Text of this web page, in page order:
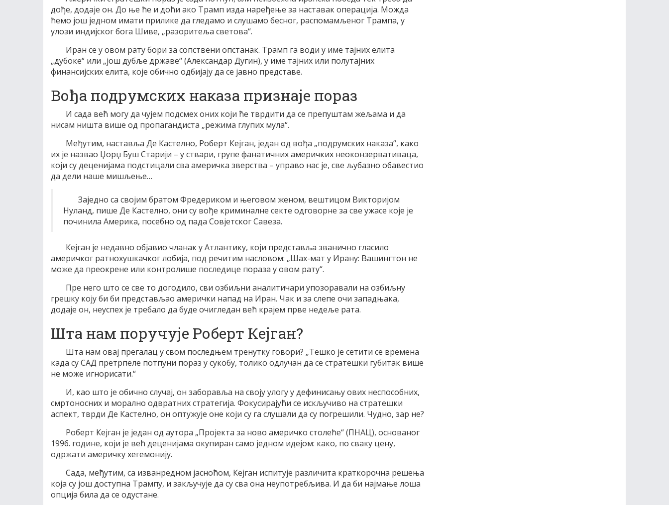
дође, додаје он. До ње ће и доћи ако Трамп изда наређење за наставак операција. Можда
ћемо још једном имати прилике да гледамо и слушамо бесног, распомамљеног Трампа, у
улози индијског бога Шиве, „разоритеља светова“.
Иран се у овом рату бори за сопствени опстанак. Трамп га води у име тајних елита
„дубоке“ или „још дубље државе“ (Александар Дугин), у име тајних или полутајних
финансијских елита, које обично одбијају да се јавно представе.
Вођа подрумских наказа признаје пораз
И сада већ могу да чујем подсмех оних који ће тврдити да се препуштам жељама и да
нисам ништа више од пропагандиста „режима глупих мула“.
Међутим, наставља Де Кастелно, Роберт Кејган, један од вођа „подрумских наказа“, како
их је назвао Џорџ Буш Старији – у ствари, групе фанатичних америчких неоконзервативаца,
који су деценијама подстицали сва америчка зверства – управо нас је, све љубазно обавестио
да дели наше мишљење…
Заједно са својим братом Фредериком и његовом женом, вештицом Викторијом
Нуланд, пише Де Кастелно, они су вође криминалне секте одговорне за све ужасе које је
починила Америка, посебно од пада Совјетског Савеза.
Кејган је недавно објавио чланак у Атлантику, који представља званично гласило
америчког ратнохушкачког лобија, под речитим насловом: „Шах-мат у Ирану: Вашингтон не
може да преокрене или контролише последице пораза у овом рату“.
Пре него што се све то догодило, сви озбиљни аналитичари упозоравали на озбиљну
грешку коју би би представљао амерички напад на Иран. Чак и за слепе очи западњака,
додаје он, неуспех је требало да буде очигледан већ крајем прве недеље рата.
Шта нам поручује Роберт Кејган?
Шта нам овај прегалац у свом последњем тренутку говори? „Тешко је сетити се времена
када су САД претрпеле потпуни пораз у сукобу, толико одлучан да се стратешки губитак више
не може игнорисати.“
И, као што је обично случај, он заборавља на своју улогу у дефинисању ових неспособних,
смртоносних и морално одвратних стратегија. Фокусирајући се искључиво на стратешки
аспект, тврди Де Кастелно, он оптужује оне који су га слушали да су погрешили. Чудно, зар не?
Роберт Кејган је један од аутора „Пројекта за ново америчко столеће“ (ПНАЦ), основаног
1996. године, који је већ деценијама окупиран само једном идејом: како, по сваку цену,
одржати америчку хегемонију.
Сада, међутим, са изванредном јасноћом, Кејган испитује различита краткорочна решења
која су још доступна Трампу, и закључује да су сва она неупотребљива. И да би најмање лоша
опција била да се одустане.